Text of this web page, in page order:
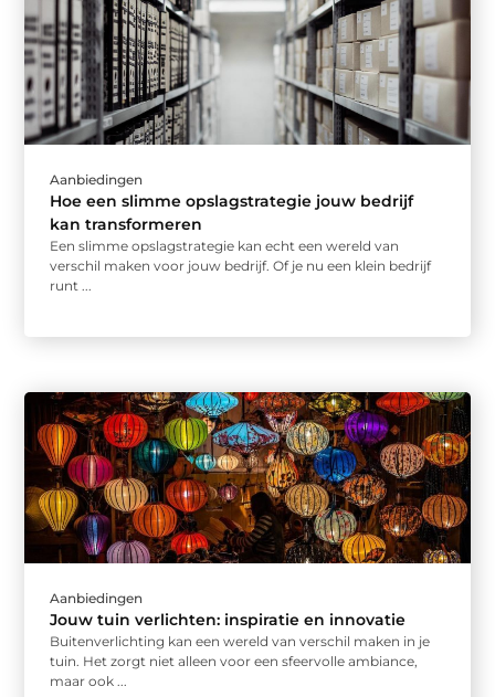
Aanbiedingen
Hoe een slimme opslagstrategie jouw bedrijf
kan transformeren
Een slimme opslagstrategie kan echt een wereld van
verschil maken voor jouw bedrijf. Of je nu een klein bedrijf
runt ...
Aanbiedingen
Jouw tuin verlichten: inspiratie en innovatie
Buitenverlichting kan een wereld van verschil maken in je
tuin. Het zorgt niet alleen voor een sfeervolle ambiance,
maar ook ...